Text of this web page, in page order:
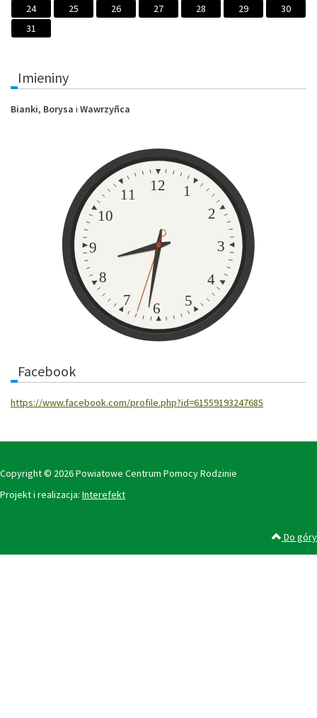
24
25 26 27 28 29
30
31
Imieniny
Bianki, Borysa i Wawrzyñca
1
2
3
4
5
6
7
8
9
10
11
12
Facebook
https://www.facebook.com/profile.php?id=61559193247685
Copyright © 2026 Powiatowe Centrum Pomocy Rodzinie
Projekt i realizacja: Interefekt
Do góry